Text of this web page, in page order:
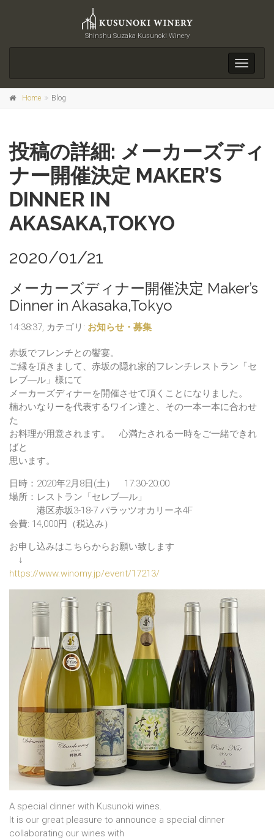
Shinshu Suzaka Kusunoki Winery
Toggle
Home Blog
投稿の詳細: メーカーズディ
ナー開催決定 MAKER’S
DINNER IN
AKASAKA,TOKYO
2020/01/21
メーカーズディナー開催決定 Maker’s
Dinner in Akasaka,Tokyo
14:38:37, カテゴリ: お知らせ・募集
赤坂でフレンチとの饗宴。
ご縁を頂きまして、赤坂の隠れ家的フレンチレストラン「セ
レブ―ル」様にて
メーカーズディナーを開催させて頂くことになりました。
楠わいなりーを代表するワイン達と、その一本一本に合わせ
た
お料理が用意されます。 心満たされる一時をご一緒できれ
ばと
思います。
日時：2020年2月8日(土） 17:30-20:00
場所：レストラン「セレブ―ル」
港区赤坂3-18-7 パラッツオカリーネ4F
会費: 14,000円（税込み）
お申し込みはこちらからお願い致します
↓
https://www.winomy.jp/event/17213/
A special dinner with Kusunoki wines.
It is our great pleasure to announce a special dinner
collaborating our wines with